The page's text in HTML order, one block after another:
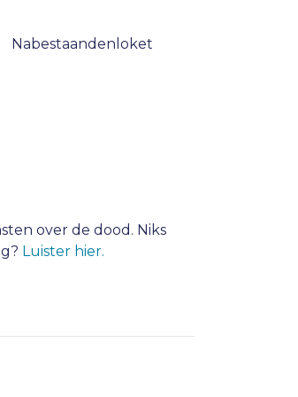
Nabestaandenloket
over de dood. Niks
Luister hier.